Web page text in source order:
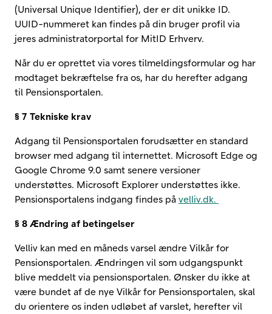
(Universal Unique Identifier), der er dit unikke ID.
UUID-nummeret kan findes på din bruger profil via
jeres administratorportal for MitID Erhverv.
Når du er oprettet via vores tilmeldingsformular og har
modtaget bekræftelse fra os, har du herefter adgang
til Pensionsportalen.
§ 7 Tekniske krav
Adgang til Pensionsportalen forudsætter en standard
browser med adgang til internettet. Microsoft Edge og
Google Chrome 9.0 samt senere versioner
understøttes. Microsoft Explorer understøttes ikke.
Pensionsportalens indgang findes på velliv.dk.
§ 8 Ændring af betingelser
Velliv kan med en måneds varsel ændre Vilkår for
Pensionsportalen. Ændringen vil som udgangspunkt
blive meddelt via pensionsportalen. Ønsker du ikke at
være bundet af de nye Vilkår for Pensionsportalen, skal
du orientere os inden udløbet af varslet, herefter vil